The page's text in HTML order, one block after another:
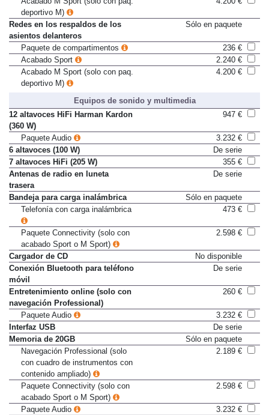
deportivo M)
Redes en los respaldos de los
asientos delanteros
Sólo en paquete
Paquete de compartimentos
236 €
Acabado Sport
2.240 €
Acabado M Sport (solo con paq.
deportivo M)
4.200 €
Equipos de sonido y multimedia
12 altavoces HiFi Harman Kardon
(360 W)
947 €
Paquete Audio
3.232 €
6 altavoces (100 W)
De serie
7 altavoces HiFi (205 W)
355 €
Antenas de radio en luneta
trasera
De serie
Bandeja para carga inalámbrica
Sólo en paquete
Telefonía con carga inalámbrica
473 €
Paquete Connectivity (solo con
acabado Sport o M Sport)
2.598 €
Cargador de CD
No disponible
Conexión Bluetooth para teléfono
móvil
De serie
Entretenimiento online (solo con
navegación Professional)
260 €
Paquete Audio
3.232 €
Interfaz USB
De serie
Memoria de 20GB
Sólo en paquete
Navegación Professional (solo
con cuadro de instrumentos con
contenido ampliado)
2.189 €
Paquete Connectivity (solo con
acabado Sport o M Sport)
2.598 €
Paquete Audio
3.232 €